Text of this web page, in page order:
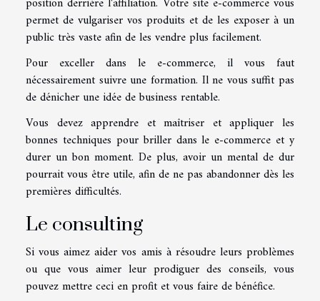
permet de vulgariser vos produits et de les exposer à un
public très vaste afin de les vendre plus facilement.
Pour exceller dans le e-commerce, il vous faut
nécessairement suivre une formation. Il ne vous suffit pas
de dénicher une idée de business rentable.
Vous devez apprendre et maîtriser et appliquer les
bonnes techniques pour briller dans le e-commerce et y
durer un bon moment. De plus, avoir un mental de dur
pourrait vous être utile, afin de ne pas abandonner dès les
premières difficultés.
Le consulting
Si vous aimez aider vos amis à résoudre leurs problèmes
ou que vous aimer leur prodiguer des conseils, vous
pouvez mettre ceci en profit et vous faire de bénéfice.